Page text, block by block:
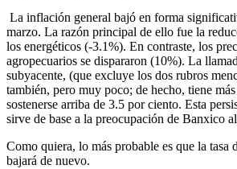
La inflación general bajó en forma
marzo. La razón principal de ello fue la
los energéticos (-3.1%). En contraste, los
agropecuarios se dispararon (10%). La
subyacente, (que excluye los dos rubros
también, pero muy poco; de hecho, tiene
sostenerse arriba de 3.5 por ciento. Esta
sirve de base a la preocupación de Banxico
Como quiera, lo más probable es que la tasa
bajará de nuevo.